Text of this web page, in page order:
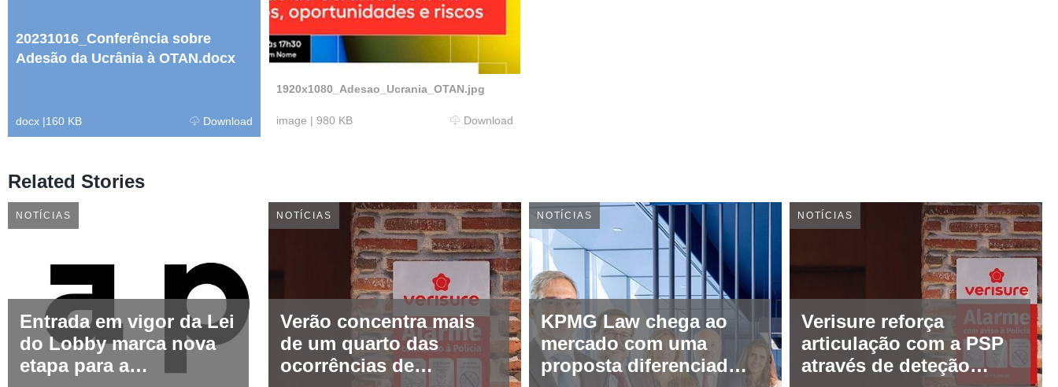
20231016_Conferência sobre
Adesão da Ucrânia à OTAN.docx
docx |160 KB Download
1920x1080_Adesao_Ucrania_OTAN.jpg
image | 980 KB Download
Related Stories
NOTÍCIAS
Entrada em vigor da Lei
do Lobby marca nova
etapa para a
NOTÍCIAS
Verão concentra mais
de um quarto das
ocorrências de
NOTÍCIAS
KPMG Law chega ao
mercado com uma
proposta diferenciadora
NOTÍCIAS
Verisure reforça
articulação com a PSP
através de deteção